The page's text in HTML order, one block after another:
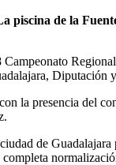
piscina de la
Diputación
la presencia del
de